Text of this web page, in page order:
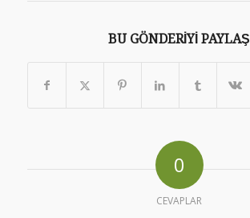
BU GÖNDERIYI PAYLAŞ
0
CEVAPLAR